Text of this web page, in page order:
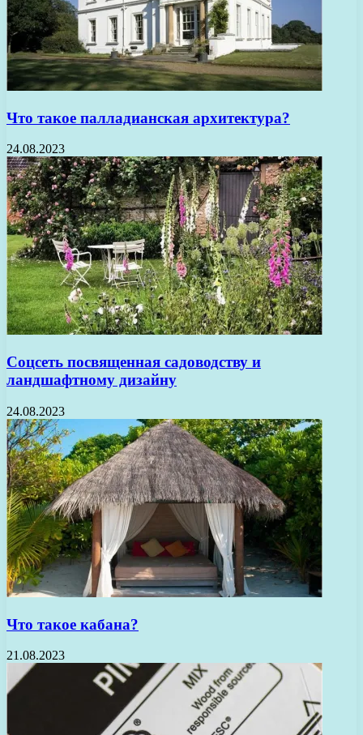
Что такое палладианская архитектура?
24.08.2023
Соцсеть посвященная садоводству и
ландшафтному дизайну
24.08.2023
Что такое кабана?
21.08.2023